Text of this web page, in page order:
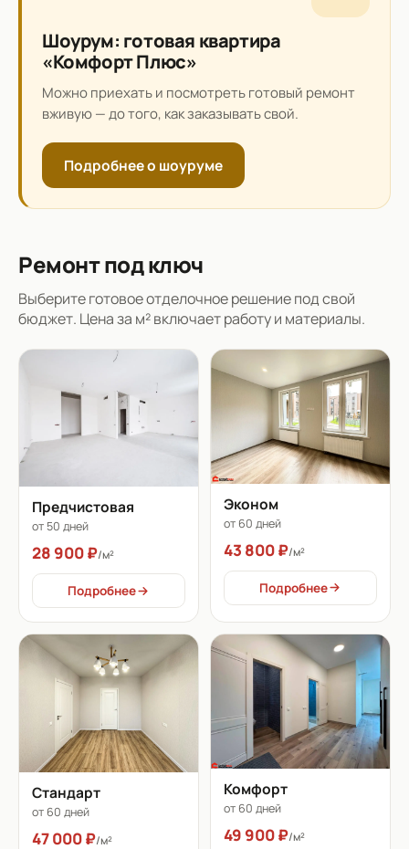
Шоурум: готовая квартира
«Комфорт Плюс»
Можно приехать и посмотреть готовый ремонт
вживую — до того, как заказывать свой.
Подробнее о шоуруме
Ремонт под ключ
Выберите готовое отделочное решение под свой
бюджет. Цена за м² включает работу и материалы.
Предчистовая
от 50 дней
28 900 ₽/м²
Подробнее
Эконом
от 60 дней
43 800 ₽/м²
Подробнее
Стандарт
от 60 дней
47 000 ₽/м²
Комфорт
от 60 дней
49 900 ₽/м²